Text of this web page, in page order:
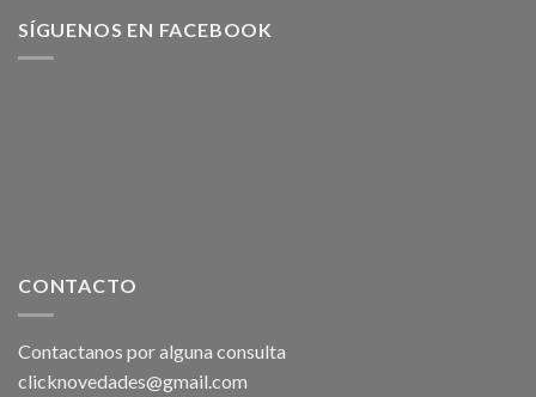
SÍGUENOS EN FACEBOOK
CONTACTO
Contactanos por alguna consulta
clicknovedades@gmail.com